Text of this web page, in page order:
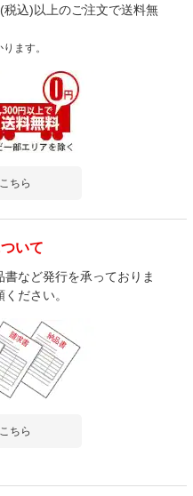
込)以上のご注文で送料無
ます。
ちら
いて
など発行を承っておりま
ださい。
ちら